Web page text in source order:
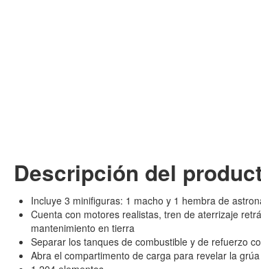
Descripción del
Incluye 3 minifiguras: 1 macho y 1 hembra de
Cuenta con motores realistas, tren de aterrizaje
mantenimiento en tierra
Separar los tanques de combustible y de refuerzo
Abra el compartimento de carga para revelar la